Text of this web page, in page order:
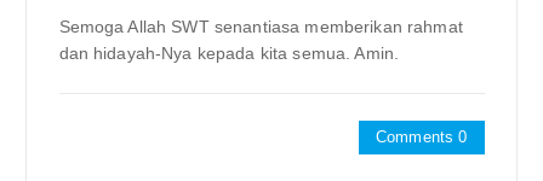
Semoga Allah SWT senantiasa memberikan rahmat
dan hidayah-Nya kepada kita semua. Amin.
Comments 0